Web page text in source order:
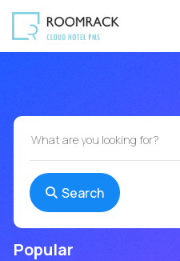
Search
Popular